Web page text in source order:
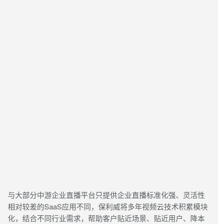
与大部分中游企业直播平台只提供企业直播标准化强、灵活性
相对较差的SaaS应用不同，保利威将多年视频云技术积累模块
化，结合不同行业需求，帮助客户贴近场景、贴近用户、降本